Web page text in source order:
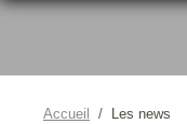
Accueil Les news